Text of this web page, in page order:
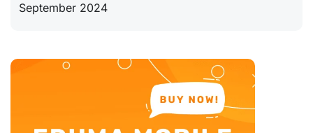
September 2024